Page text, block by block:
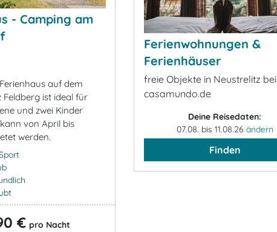
- Camping am
auf dem
ist ideal für
und zwei Kinder
von April bis
werden.
€ pro Nacht
Ferienwohnungen &
Ferienhäuser
freie Objekte in Neustrelitz bei
casamundo.de
Deine Reisedaten:
07.08. bis 11.08.26 ändern
Finden